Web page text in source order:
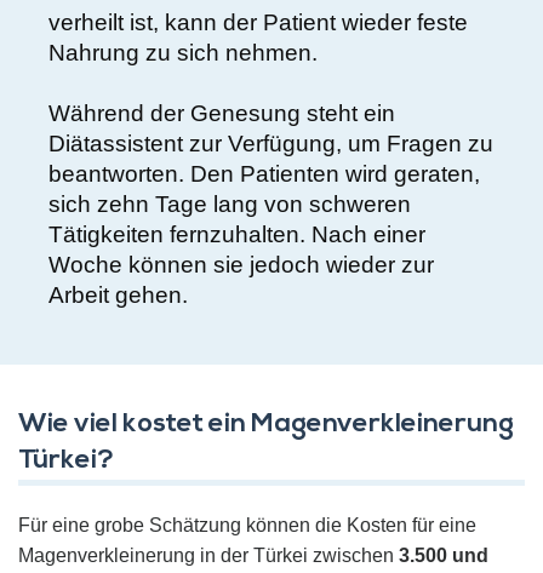
verheilt ist, kann der Patient wieder feste
Nahrung zu sich nehmen.
Während der Genesung steht ein
Diätassistent zur Verfügung, um Fragen zu
beantworten. Den Patienten wird geraten,
sich zehn Tage lang von schweren
Tätigkeiten fernzuhalten. Nach einer
Woche können sie jedoch wieder zur
Arbeit gehen.
Wie viel kostet ein Magenverkleinerung
Türkei?
Für eine grobe Schätzung können die Kosten für eine
Magenverkleinerung in der Türkei zwischen 3.500 und